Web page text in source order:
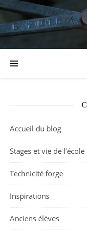
Accueil du blog
Stages et vie de l’école
Technicité forge
Inspirations
Anciens élèves